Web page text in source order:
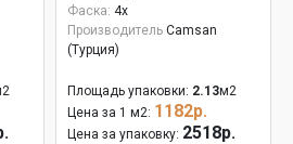
Фаска: 4x
Производитель Camsan
(Турция)
Площадь упаковки: 2.13м2
Цена за 1 м2: 1182р.
Цена за упаковку: 2518р.